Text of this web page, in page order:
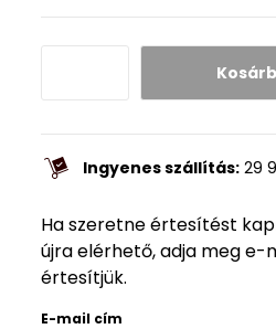
Ingyenes szállítás: 29
Ha szeretne értesítést
újra elérhető, adja meg e-
értesítjük.
E-mail cím